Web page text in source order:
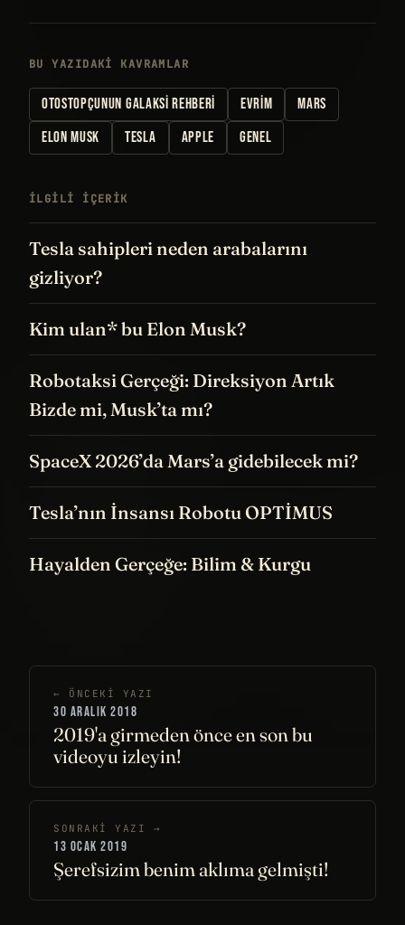
BU YAZIDAKI KAVRAMLAR
OTOSTOPÇUNUN GALAKSI REHBERI EVRIM
MARS
ELON MUSK
TESLA APPLE GENEL
İLGILI IÇERIK
Tesla sahipleri neden arabalarını
gizliyor?
Kim ulan* bu Elon Musk?
Robotaksi Gerçeği: Direksiyon Artık
Bizde mi, Musk’ta mı?
SpaceX 2026’da Mars’a gidebilecek mi?
Tesla’nın İnsansı Robotu OPTİMUS
Hayalden Gerçeğe: Bilim & Kurgu
← ÖNCEKI YAZI
30 ARALIK 2018
2019'a girmeden önce en son bu
videoyu izleyin!
SONRAKI YAZI →
13 OCAK 2019
Şerefsizim benim aklıma gelmişti!